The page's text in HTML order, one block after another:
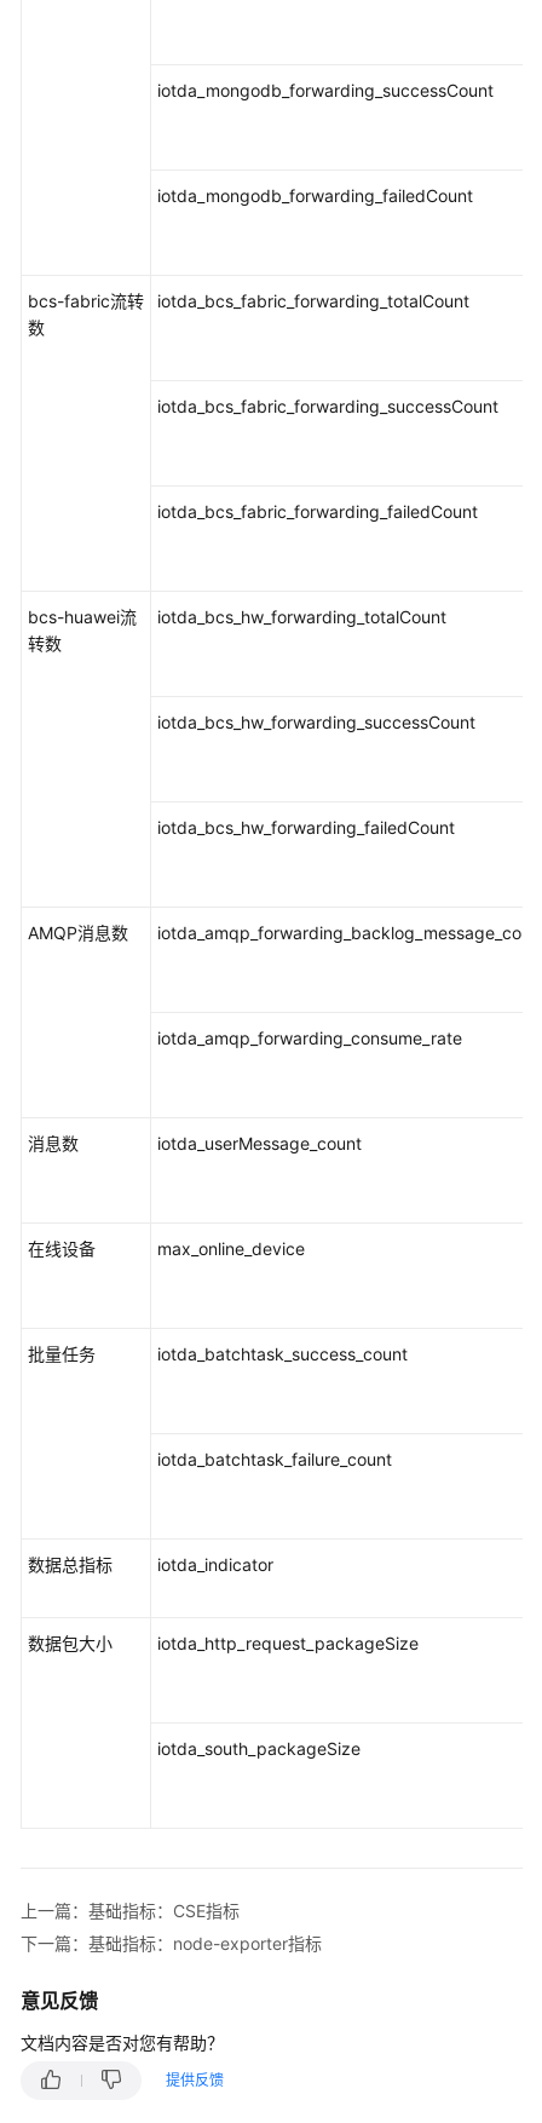
iotda_mongodb_forwarding_successCount
iotda_mongodb_forwarding_failedCount
bcs-fabric流转
数
iotda_bcs_fabric_forwarding_totalCount
iotda_bcs_fabric_forwarding_successCount
iotda_bcs_fabric_forwarding_failedCount
bcs-huawei流
转数
iotda_bcs_hw_forwarding_totalCount
iotda_bcs_hw_forwarding_successCount
iotda_bcs_hw_forwarding_failedCount
AMQP消息数
iotda_amqp_forwarding_consume_rate
消息数 iotda_userMessage_count
在线设备 max_online_device
批量任务 iotda_batchtask_success_count
iotda_batchtask_failure_count
数据总指标 iotda_indicator
数据包大小 iotda_http_request_packageSize
iotda_south_packageSize
上一篇：基础指标：CSE指标
下一篇：基础指标：node-exporter指标
意见反馈
文档内容是否对您有帮助？
提供反馈